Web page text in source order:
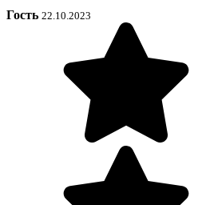
Гость 22.10.2023